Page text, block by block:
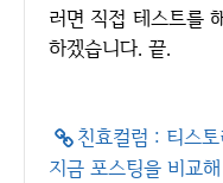
러면 직접 테스트를
하겠습니다. 끝.
친효컬럼 : 티스
지금 포스팅을 비교